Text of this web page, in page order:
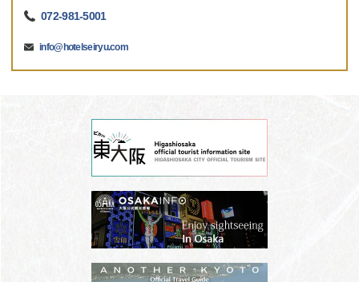
072-981-5001
info@hotelseiryu.com